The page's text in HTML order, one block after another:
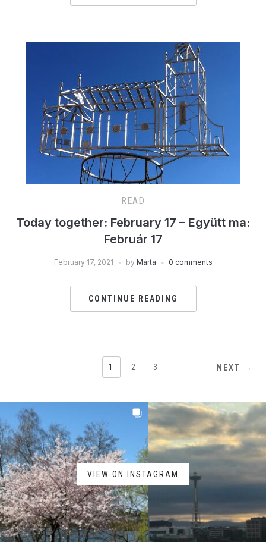
READ
Today together: February 17 – Együtt ma:
Február 17
February 17, 2021 by Márta 0 comments
CONTINUE READING
1 2 3 NEXT →
VIEW ON INSTAGRAM